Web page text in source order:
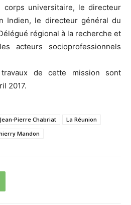
corps universitaire, le directeur
Indien, le directeur général du
régional à la recherche et
acteurs socioprofessionnels
de cette mission sont
2017.
Jean-Pierre Chabriat
La Réunion
Mandon